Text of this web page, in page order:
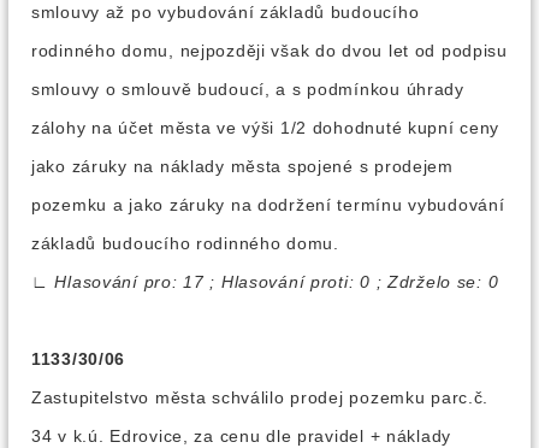
smlouvy až po vybudování základů budoucího
rodinného domu, nejpozději však do dvou let od podpisu
smlouvy o smlouvě budoucí, a s podmínkou úhrady
zálohy na účet města ve výši 1/2 dohodnuté kupní ceny
jako záruky na náklady města spojené s prodejem
pozemku a jako záruky na dodržení termínu vybudování
základů budoucího rodinného domu.
∟
Hlasování pro: 17 ; Hlasování proti: 0 ; Zdrželo se: 0
1133/30/06
Zastupitelstvo města schválilo prodej pozemku parc.č.
34 v k.ú. Edrovice, za cenu dle pravidel + náklady